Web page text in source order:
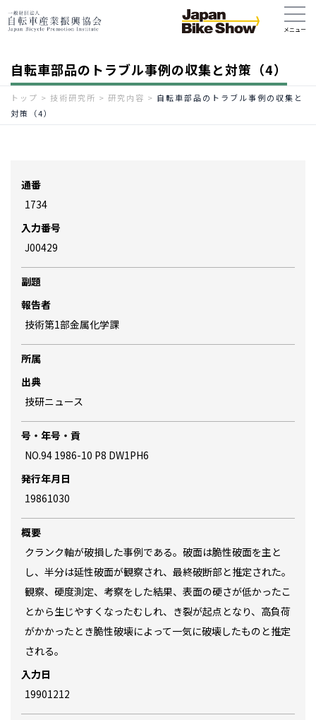
自転車部品のトラブル事例の収集と対策（4）
トップ > 技術研究所 > 研究内容 > 自転車部品のトラブル事例の収集と
対策（4）
通番
1734
入力番号
J00429
副題
報告者
技術第1部金属化学課
所属
出典
技研ニュース
号・年号・貢
NO.94 1986-10 P8 DW1PH6
発行年月日
19861030
概要
クランク軸が破損した事例である。破面は脆性破面を主と
し、半分は延性破面が観察され、最終破断部と推定された。
観察、硬度測定、考察をした結果、表面の硬さが低かったこ
とから生じやすくなったむしれ、き裂が起点となり、高負荷
がかかったとき脆性破壊によって一気に破壊したものと推定
される。
入力日
19901212